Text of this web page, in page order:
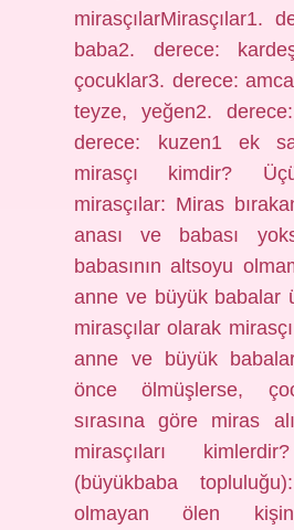
mirasçılarMirasçılar1.
baba2. derece:
çocuklar3. derece:
teyze, yeğen2.
derece: kuzen1 ek
mirasçı kimdir?
mirasçılar: Miras
anası ve babası
babasının altsoyu
anne ve büyük babalar
mirasçılar olarak
anne ve büyük
önce ölmüşlerse,
sırasına göre miras
mirasçıları
(büyükbaba
olmayan ölen